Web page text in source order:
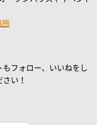
所
フォロー、いいねをし
い！